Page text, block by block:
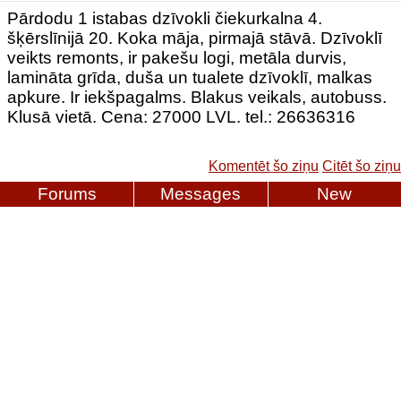
Pārdodu 1 istabas dzīvokli čiekurkalna 4.
šķērslīnijā 20. Koka māja, pirmajā stāvā. Dzīvoklī
veikts remonts, ir pakešu logi, metāla durvis,
lamināta grīda, duša un tualete dzīvoklī, malkas
apkure. Ir iekšpagalms. Blakus veikals, autobuss.
Klusā vietā. Cena: 27000 LVL. tel.: 26636316
Komentēt šo ziņu Citēt šo ziņu
Forums Messages New